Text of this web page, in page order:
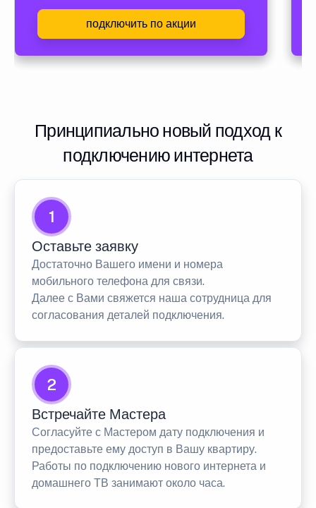
подключить по акции
Принципиально новый подход к
подключению интернета
1
Оставьте заявку
Достаточно Вашего имени и номера
мобильного телефона для связи.
Далее с Вами свяжется наша сотрудница для
согласования деталей подключения.
2
Встречайте Мастера
Согласуйте с Мастером дату подключения и
предоставьте ему доступ в Вашу квартиру.
Работы по подключению нового интернета и
домашнего ТВ занимают около часа.